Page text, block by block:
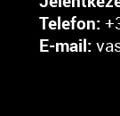
Telefon:
E-mail: